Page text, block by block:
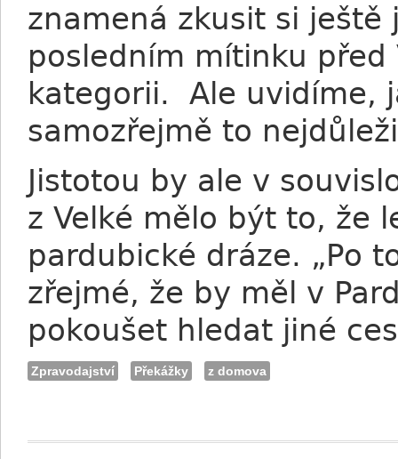
znamená zkusit si
posledním mítinku
kategorii. Ale uvidíme,
samozřejmě to
Jistotou by ale v
z Velké mělo být to, že
pardubické dráze. „Po
zřejmé, že by měl v
pokoušet hledat jiné
Zpravodajství Překážky z domova